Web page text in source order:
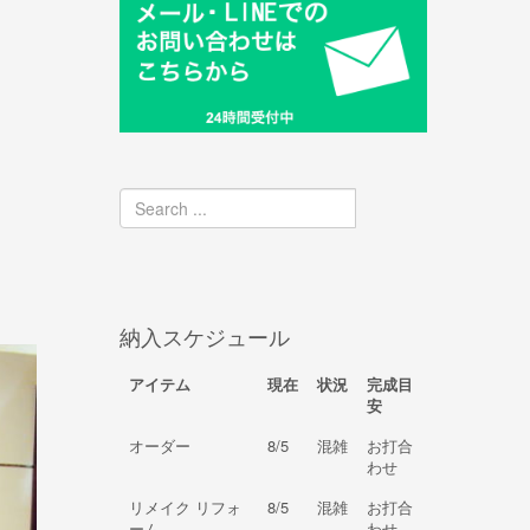
納入スケジュール
アイテム 現在 状況
完成目
安
オーダー
8/5 混雑
お打合
わせ
リメイク リフォ
8/5 混雑
お打合